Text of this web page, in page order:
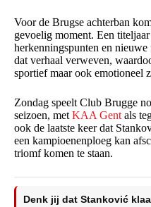
Voor de Brugse achterban
gevoelig moment. Een
herkenningspunten en
dat verhaal verweven,
sportief maar ook emotioneel
Zondag speelt Club Brugge
seizoen, met KAA Gent als
ook de laatste keer dat
een kampioenenploeg kan
triomf komen te staan.
Denk jij dat Stanković